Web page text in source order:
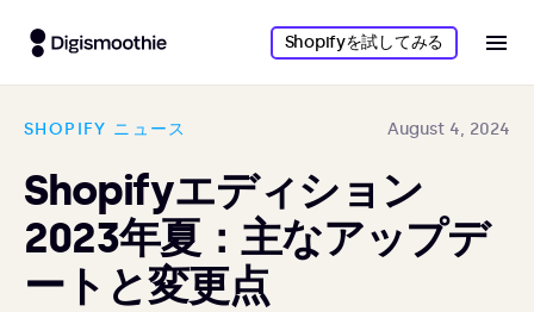
Shopifyを試してみる
SHOPIFY ニュース August 4, 2024
Shopifyエディション
2023年夏：主なアップデ
ートと変更点